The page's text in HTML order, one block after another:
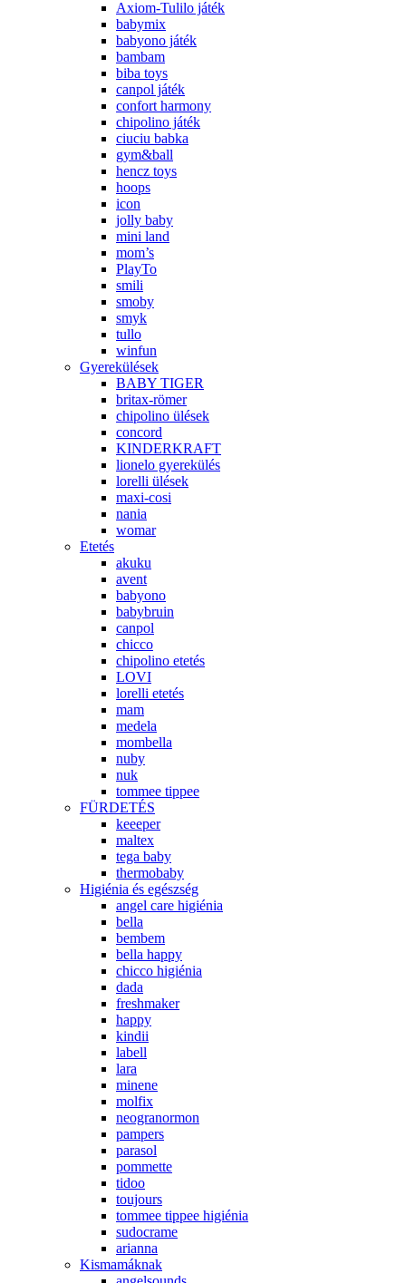
Axiom-Tulilo játék
babymix
babyono játék
bambam
biba toys
canpol játék
confort harmony
chipolino játék
ciuciu babka
gym&ball
hencz toys
hoops
icon
jolly baby
mini land
mom’s
PlayTo
smili
smoby
smyk
tullo
winfun
Gyerekülések
BABY TIGER
britax-römer
chipolino ülések
concord
KINDERKRAFT
lionelo gyerekülés
lorelli ülések
maxi-cosi
nania
womar
Etetés
akuku
avent
babyono
babybruin
canpol
chicco
chipolino etetés
LOVI
lorelli etetés
mam
medela
mombella
nuby
nuk
tommee tippee
FÜRDETÉS
keeeper
maltex
tega baby
thermobaby
Higiénia és egészség
angel care higiénia
bella
bembem
bella happy
chicco higiénia
dada
freshmaker
happy
kindii
labell
lara
minene
molfix
neogranormon
pampers
parasol
pommette
tidoo
toujours
tommee tippee higiénia
sudocrame
arianna
Kismamáknak